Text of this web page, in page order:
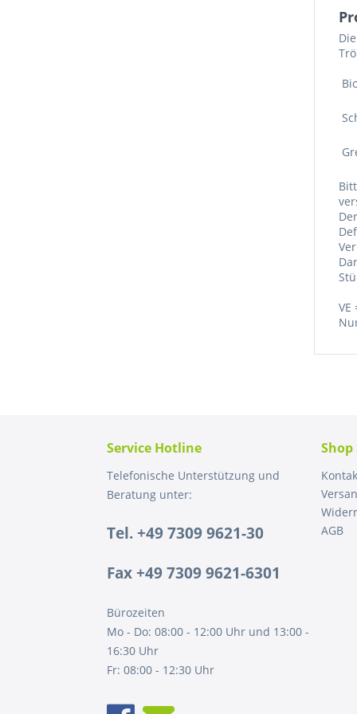



VE
Service Hotline
Telefonische Unterstützung und
Beratung unter:
Tel. +49 7309 9621-30
Fax +49 7309 9621-6301
Bürozeiten
Mo - Do: 08:00 - 12:00 Uhr und 13:00 -
16:30 Uhr
Fr: 08:00 - 12:30 Uhr
Shop
AGB